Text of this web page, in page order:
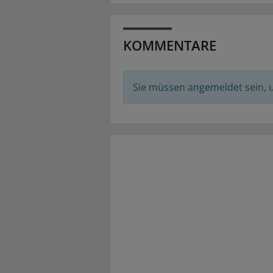
KOMMENTARE
Sie müssen angemeldet